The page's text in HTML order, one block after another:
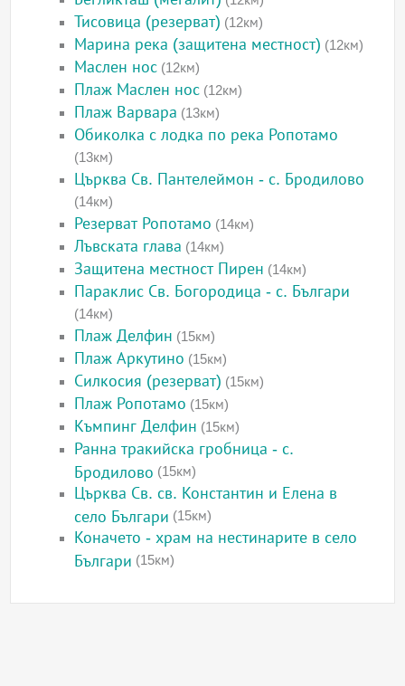
Тисовица (резерват) (12км)
Марина река (защитена местност) (12км)
Маслен нос (12км)
Плаж Маслен нос (12км)
Плаж Варвара (13км)
Обиколка с лодка по река Ропотамо
(13км)
Църква Св. Пантелеймон - с. Бродилово
(14км)
Резерват Ропотамо (14км)
Лъвската глава (14км)
Защитена местност Пирен (14км)
Параклис Св. Богородица - с. Българи
(14км)
Плаж Делфин (15км)
Плаж Аркутино (15км)
Силкосия (резерват) (15км)
Плаж Ропотамо (15км)
Къмпинг Делфин (15км)
Ранна тракийска гробница - с.
Бродилово (15км)
Църква Св. св. Константин и Елена в
село Българи (15км)
Коначето - храм на нестинарите в село
Българи (15км)